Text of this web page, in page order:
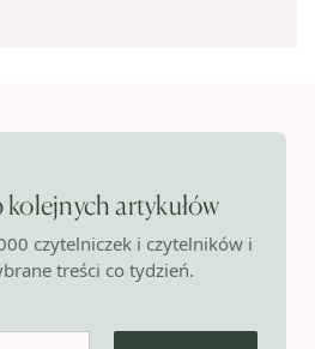
artykułów
czytelniczek i czytelników i
treści co tydzień.